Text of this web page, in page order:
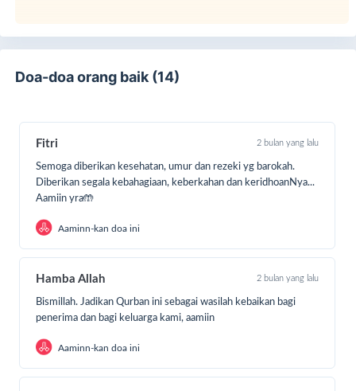
Perkotaan)
untuk memperoleh berkah dan kebahagiaan bersama.
Doa-doa orang baik (14)
Fitri 2 bulan yang lalu
Semoga diberikan kesehatan, umur dan rezeki yg barokah.
Diberikan segala kebahagiaan, keberkahan dan keridhoanNya...
Aamiin yra🤲
Aaminn-kan doa ini
Hamba Allah 2 bulan yang lalu
Bismillah. Jadikan Qurban ini sebagai wasilah kebaikan bagi
penerima dan bagi keluarga kami, aamiin
Aaminn-kan doa ini